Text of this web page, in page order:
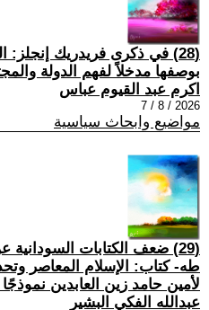
(28) في ذكرى فريدريك إنجلز:
بوصفها مدخلاً لفهم الدولة
اكرم عبد القيوم عباس
2026 / 8 / 7
مواضيع وابحاث سياسية
(29) ضعف الكتابات
لأمين حامد زين العابدين نموذجًا (1-
عبدالله الفكي البشير